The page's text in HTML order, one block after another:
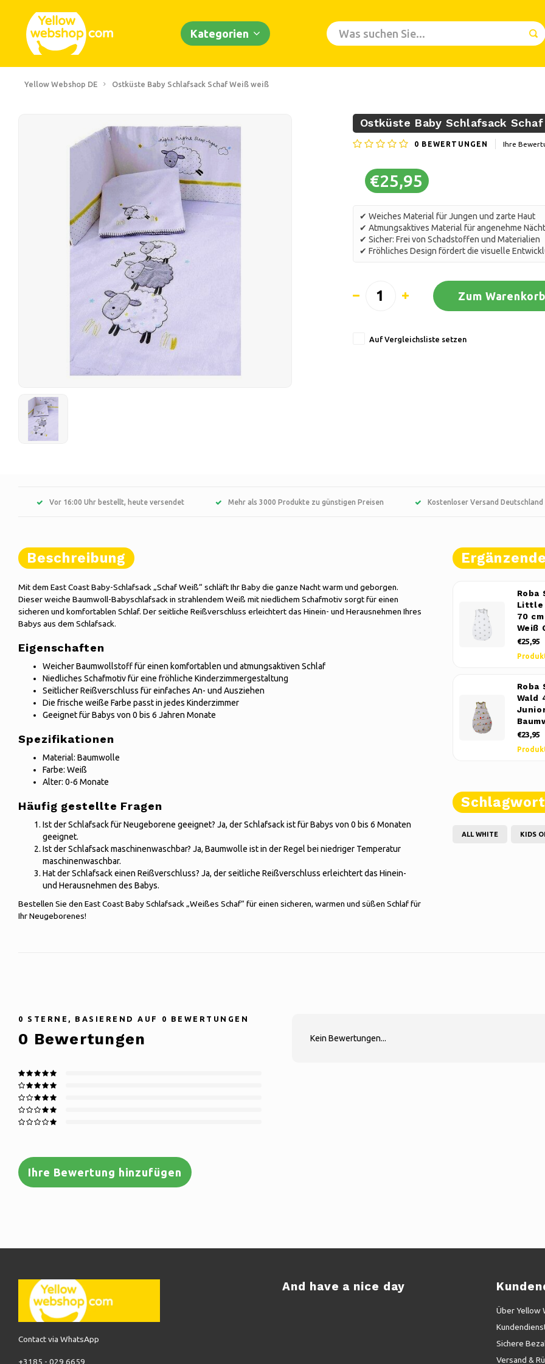
Kategorien
Yellow Webshop DE Ostküste Baby Schlafsack Schaf Weiß weiß
Ostküste Baby Schlafsack
0 BEWERTUNGEN Ihre
€25,95
✔ Weiches Material für Jungen und zarte Haut
✔ Atmungsaktives Material für angenehme
✔ Sicher: Frei von Schadstoffen und Materialien
✔ Fröhliches Design fördert die visuelle
Zum
Auf Vergleichsliste setzen
Vor 16:00 Uhr bestellt, heute versendet Mehr als 3000 Produkte zu günstigen Preisen Kostenloser Versand Deutschland
Beschreibung
Mit dem East Coast Baby-Schlafsack „Schaf Weiß“ schläft Ihr Baby die ganze Nacht warm und geborgen.
Dieser weiche Baumwoll-Babyschlafsack in strahlendem Weiß mit niedlichem Schafmotiv sorgt für einen
sicheren und komfortablen Schlaf. Der seitliche Reißverschluss erleichtert das Hinein- und Herausnehmen Ihres
Babys aus dem Schlafsack.
Eigenschaften
Weicher Baumwollstoff für einen komfortablen und atmungsaktiven Schlaf
Niedliches Schafmotiv für eine fröhliche Kinderzimmergestaltung
Seitlicher Reißverschluss für einfaches An- und Ausziehen
Die frische weiße Farbe passt in jedes Kinderzimmer
Geeignet für Babys von 0 bis 6 Jahren Monate
Spezifikationen
Material: Baumwolle
Farbe: Weiß
Alter: 0-6 Monate
Häufig gestellte Fragen
Ist der Schlafsack für Neugeborene geeignet? Ja, der Schlafsack ist für Babys von 0 bis 6 Monaten
geeignet.
Ist der Schlafsack maschinenwaschbar? Ja, Baumwolle ist in der Regel bei niedriger Temperatur
maschinenwaschbar.
Hat der Schlafsack einen Reißverschluss? Ja, der seitliche Reißverschluss erleichtert das Hinein-
und Herausnehmen des Babys.
Bestellen Sie den East Coast Baby Schlafsack „Weißes Schaf“ für einen sicheren, warmen und süßen Schlaf für
Ihr Neugeborenes!
Roba
Little
70
Weiß
€25,95
Roba
Wald
€23,95
ALL WHITE KIDS
0 STERNE, BASIEREND AUF 0 BEWERTUNGEN
0 Bewertungen
Ihre Bewertung hinzufügen
Kein Bewertungen...
Contact via WhatsApp
+3185 - 029 6659
And have a nice day
Über Yellow
Sichere
Versand &